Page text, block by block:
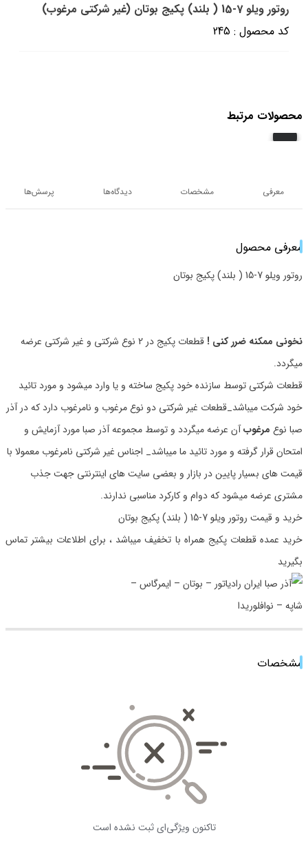
روتور ویلو 7-15 ( بلند) پکیج بوتان (غیر شرکتی مرغوب)
کد محصول : 245
محصولات مرتبط
معرفی مشخصات دیدگاه‌ها پرسش‌ها
معرفی محصول
روتور ویلو 7-15 ( بلند) پکیج بوتان
نخونی ممکنه ضرر کنی !
قطعات پکیج در 2 نوع شرکتی و غیر شرکتی عرضه
میگردد.
قطعات شرکتی توسط سازنده خود پکیج ساخته و یا وارد میشود و مورد تائید
خود شرکت میباشد_قطعات غیر شرکتی دو نوع مرغوب و نامرغوب دارد که در آذر
صبا نوع مرغوبآن عرضه میگردد و توسط مجموعه آذر صبا مورد آزمایش و
امتحان قرار گرفته و مورد تائید ما میباشد_ اجناس غیر شرکتی نامرغوب معمولا با
قیمت های بسیار پایین در بازار و بعضی سایت های اینترنتی جهت جذب
مشتری عرضه میشود که دوام و کارکرد مناسبی ندارند.
خرید و قیمت روتور ویلو 7-15 ( بلند) پکیج بوتان
خرید عمده قطعات پکیج همراه با تخفیف میباشد ، برای اطلاعات بیشتر تماس
بگیرید
مشخصات
تاکنون ویژگی‌ای ثبت نشده است